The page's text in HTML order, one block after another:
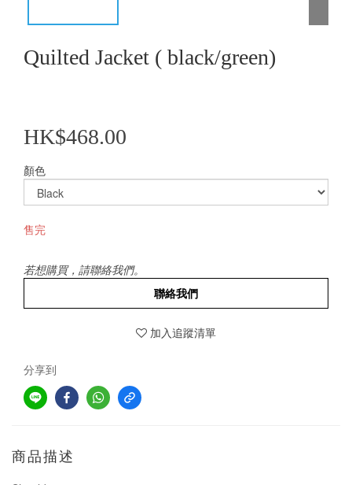
Quilted Jacket ( black/green)
HK$468.00
顏色
售完
若想購買，請聯絡我們。
聯絡我們
加入追蹤清單
分享到
商品描述